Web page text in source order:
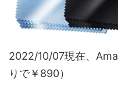
2022/10/07現在、
りで￥890）